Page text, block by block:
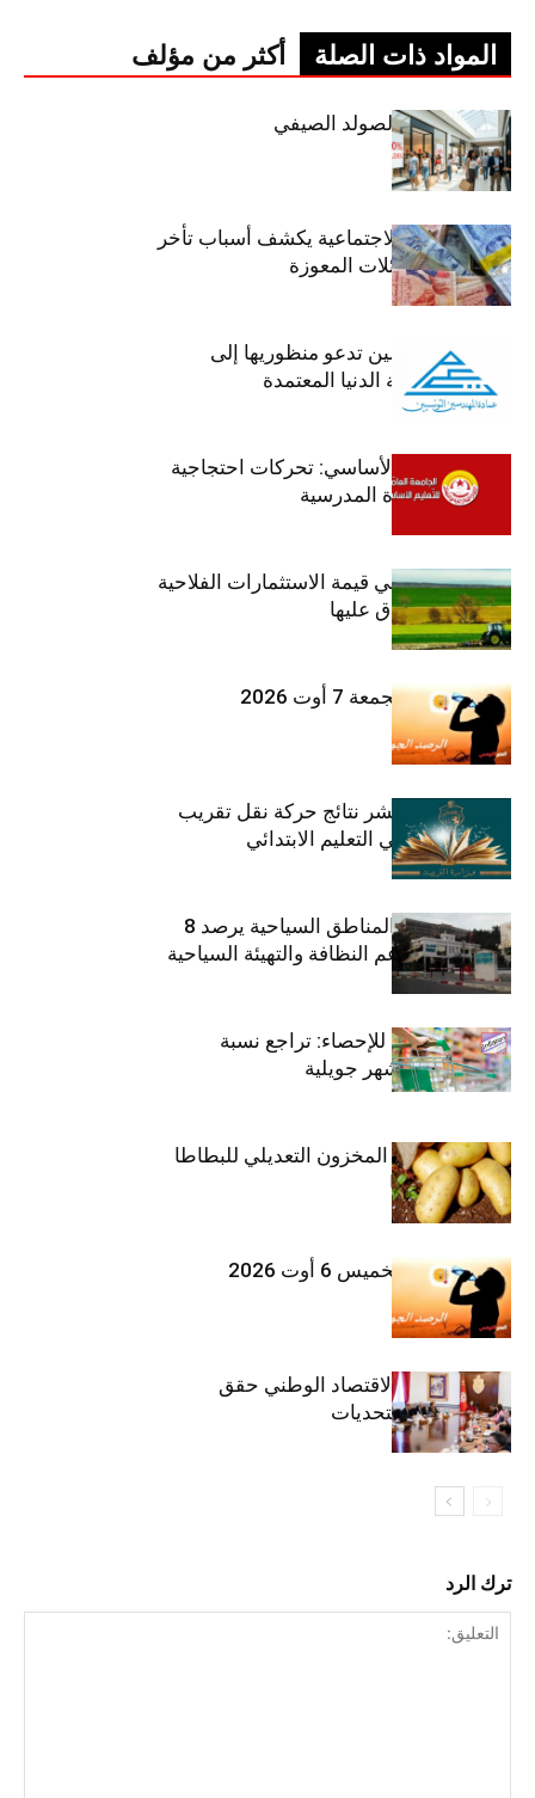
المواد ذات الصلة أكثر من مؤلف
اليوم: إنطلاق الصولد الصيفي
وزير الشؤون الاجتماعية يكشف أسباب تأخر
صرف منح العائلات المعوزة
عمادة المهندسين تدعو منظوريها إلى
احترام التعريفة الدنيا المعتمدة
جامعة التعليم الأساسي: تحركات احتجاجية
تزامنا مع العودة المدرسية
ارتفاع بـ15% في قيمة الاستثمارات الفلاحية
الخاصة المصادق عليها
طقس اليوم الجمعة 7 أوت 2026
وزارة التربية تنشر نتائج حركة نقل تقريب
الأزواج لمدرّسي التعليم الابتدائي
صندوق حماية المناطق السياحية يرصد 8
مليون دينار لدعم النظافة والتهيئة السياحية
المعهد الوطني للإحصاء: تراجع نسبة
التضخم خلال شهر جويلية
وزارة الفلاحة : المخزون التعديلي للبطاطا
بلغ 12392 طنا
طقس اليوم الخميس 6 أوت 2026
وزيرة المالية: الاقتصاد الوطني حقق
مكاسب رغم التحديات
ترك الرد